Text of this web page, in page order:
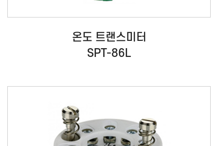
온도 트랜스미터
SPT-86L